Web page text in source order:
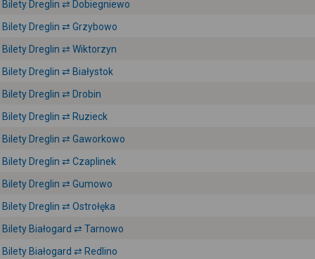
Bilety Dreglin ⇄ Dobiegniewo
Bilety Dreglin ⇄ Grzybowo
Bilety Dreglin ⇄ Wiktorzyn
Bilety Dreglin ⇄ Białystok
Bilety Dreglin ⇄ Drobin
Bilety Dreglin ⇄ Ruzieck
Bilety Dreglin ⇄ Gaworkowo
Bilety Dreglin ⇄ Czaplinek
Bilety Dreglin ⇄ Gumowo
Bilety Dreglin ⇄ Ostrołęka
Bilety Białogard ⇄ Tarnowo
Bilety Białogard ⇄ Redlino